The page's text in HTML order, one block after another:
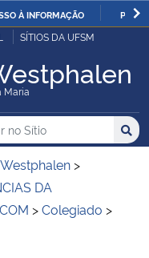
À INFORMAÇÃO
SÍTIOS DA UFSM
Maria
no no Sítio
>
DA
>Colegiado >